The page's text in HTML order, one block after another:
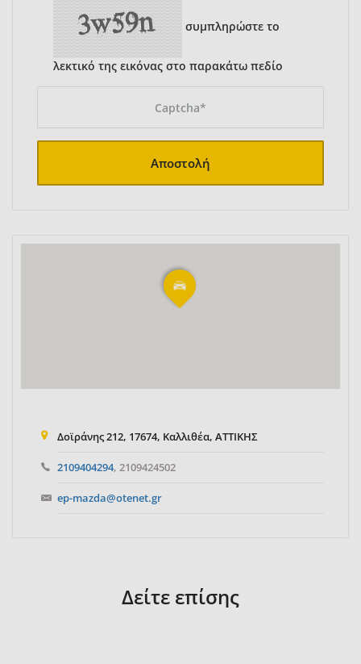
συμπληρώστε το
λεκτικό της εικόνας στο παρακάτω πεδίο
Αποστολή
Δοϊράνης 212, 17674, Καλλιθέα, ΑΤΤΙΚΗΣ
2109404294, 2109424502
ep-mazda@otenet.gr
Δείτε επίσης